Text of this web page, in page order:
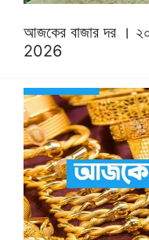
আজকের বাজার দর ।
2026